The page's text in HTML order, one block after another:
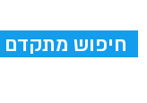
חיפוש מתקדם